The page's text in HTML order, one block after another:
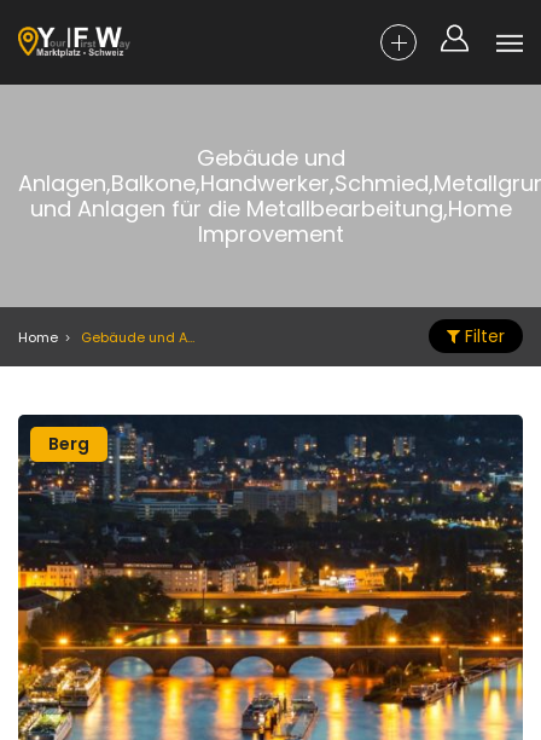
Gebäude und
und Anlagen für die Metallbearbeitung,Home
Improvement
Home Gebäude und Anlagen,Balkone,Handwerker,Schmied,Metallgrundprodukte,Maschinen und Anlagen für die Metallbearbeitung,Home Improvement Filter
Berg